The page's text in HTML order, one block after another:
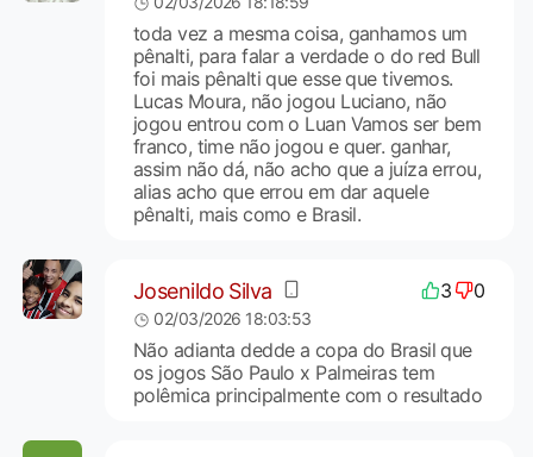
toda vez a mesma coisa, ganhamos um
pênalti, para falar a verdade o do red Bull
foi mais pênalti que esse que tivemos.
Lucas Moura, não jogou Luciano, não
jogou entrou com o Luan Vamos ser bem
franco, time não jogou e quer. ganhar,
assim não dá, não acho que a juíza errou,
alias acho que errou em dar aquele
pênalti, mais como e Brasil.
Josenildo Silva 3 0
02/03/2026 18:03:53
Não adianta dedde a copa do Brasil que
os jogos São Paulo x Palmeiras tem
polêmica principalmente com o resultado